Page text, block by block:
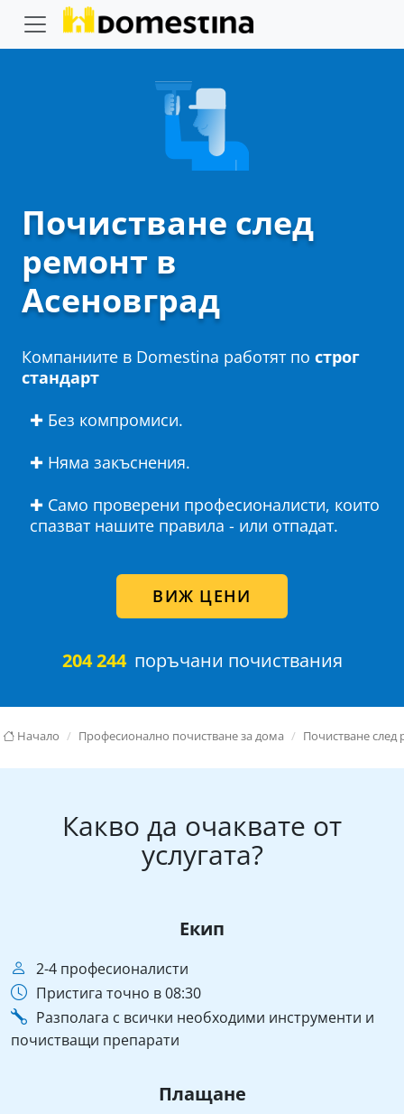
Почистване след
ремонт в
Асеновград
Компаниите в Domestina работят по строг
стандарт
✚ Без компромиси.
✚ Няма закъснения.
✚ Само проверени професионалисти, които
спазват нашите правила - или отпадат.
ВИЖ ЦЕНИ
204 244 поръчани почиствания
Начало Професионално почистване за дома Почистване след
Какво да очаквате от
услугата?
Екип
2-4 професионалисти
Пристига точно в 08:30
Разполага с всички необходими инструменти и
почистващи препарати
Плащане